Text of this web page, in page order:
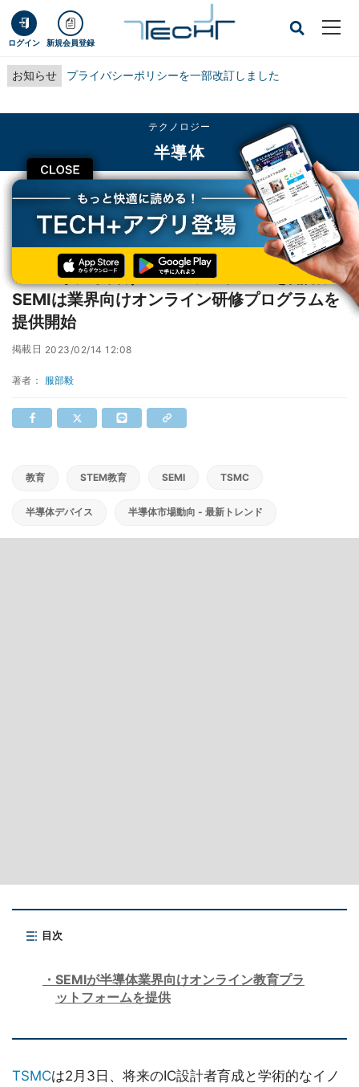
ログイン 新規会員登録
お知らせ プライバシーポリシーを一部改訂しました
CLOSE
テクノロジー
半導体
TECH+ テクノロジー
半導体
TSMCが大学向けFinFETプログラムを開始、SEMIは業界向けオンライン研修プ
TSMCが大学向けFinFETプログラムを開始、
SEMIは業界向けオンライン研修プログラムを
提供開始
掲載日 2023/02/14 12:08
著者： 服部毅
教育 STEM教育 SEMI TSMC
半導体デバイス 半導体市場動向 - 最新トレンド
目次
SEMIが半導体業界向けオンライン教育プラ
ットフォームを提供
TSMCは2月3日、将来のIC設計者育成と学術的なイノ